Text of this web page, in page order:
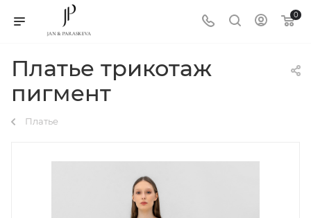
0
Платье трикотаж
пигмент
Платье